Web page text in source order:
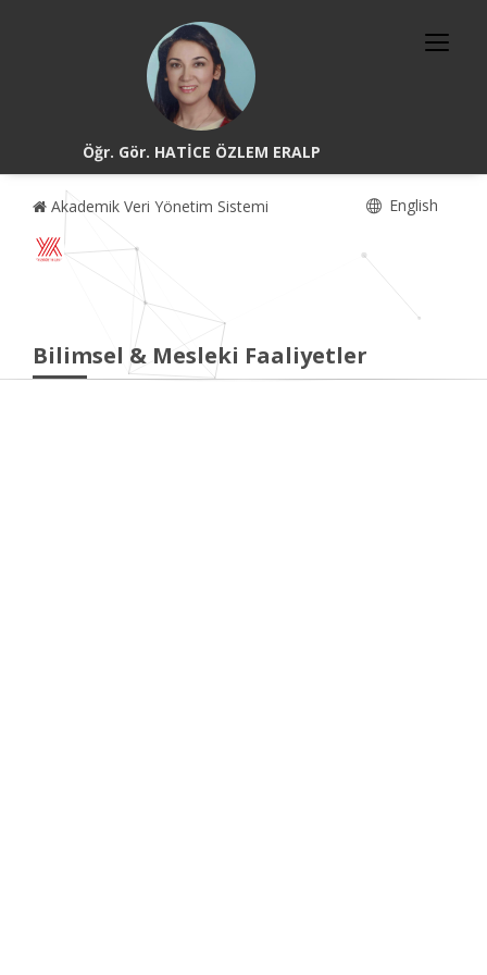
Öğr. Gör. HATİCE ÖZLEM ERALP
Akademik Veri Yönetim Sistemi English
Bilimsel & Mesleki Faaliyetler